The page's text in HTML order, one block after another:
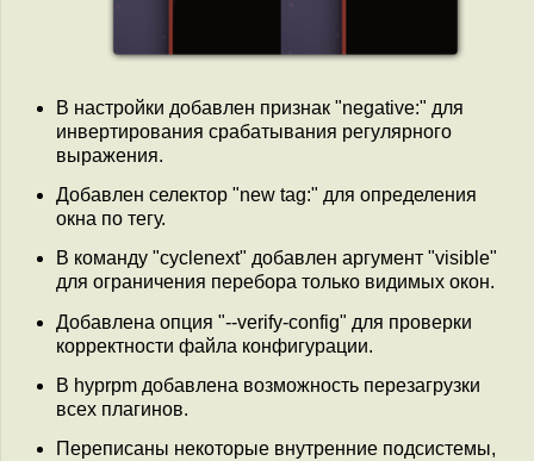
В настройки добавлен признак "negative:" для
инвертирования срабатывания регулярного
выражения.
Добавлен селектор "new tag:" для определения
окна по тегу.
В команду "cyclenext" добавлен аргумент "visible"
для ограничения перебора только видимых окон.
Добавлена опция "--verify-config" для проверки
корректности файла конфигурации.
В hyprpm добавлена возможность перезагрузки
всех плагинов.
Переписаны некоторые внутренние подсистемы,